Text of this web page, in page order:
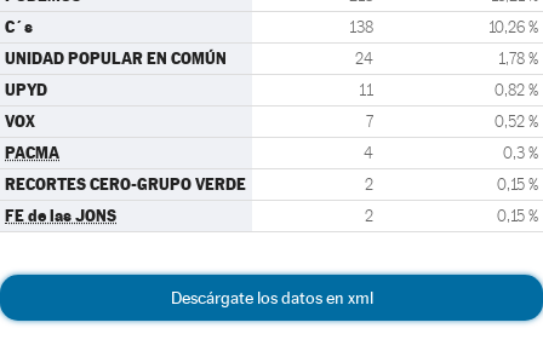
C´s 138 10,26 %
UNIDAD POPULAR EN COMÚN 24 1,78 %
UPYD 11 0,82 %
VOX 7 0,52 %
PACMA 4 0,3 %
RECORTES CERO-GRUPO VERDE 2 0,15 %
FE de las JONS 2 0,15 %
Descárgate los datos en xml